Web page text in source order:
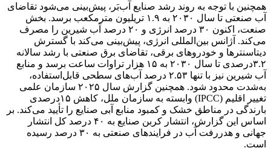
همچنین با توجه به روند رشد صنایع آب‌بَر، پیش‌بینی ‌می‌شود تقاضای
آب صنعتی تا سال ۲۰۳۰ به ۱.۹ تریلیون مترمکعب برسد. بخش
صنعت، اکنون ۳۰ درصد انرژی و ۲۰ درصد آب شیرین را مصرف
می‌کند. آژانس بین‌المللی انرژی، پیش‌بینی می‌کند با گسترش
دیتاسنترها و خودروهای برقی، تقاضای برق صنعتی با رشد سالانه
۳.۲درصدی تا سال ۲۰۳۰ به ۱۵ هزار تراوات‌ ساعت برسد و منابع
آب شیرین نیز با تنها ۲.۵۳ درصد آب‌های سطحی قابل‌استفاده،
به‌شدت محدود شود. همچنین گزارش سال ۲۰۲۵ سازمان علمی
تغییر اقلیم (IPCC) وابسته به سازمان ملل، کاهش ۱۵درصدی
بارندگی در مناطق خشک و کمبود منابع آبی صنایع را تأیید می‌کند. بر
اساس این گزارش، انتشار کربن صنایع به ۴۰ درصد کل انتشار
جهانی و هدررفت آب در فرایندهای صنعتی به ۳۰ درصد رسیده
است.